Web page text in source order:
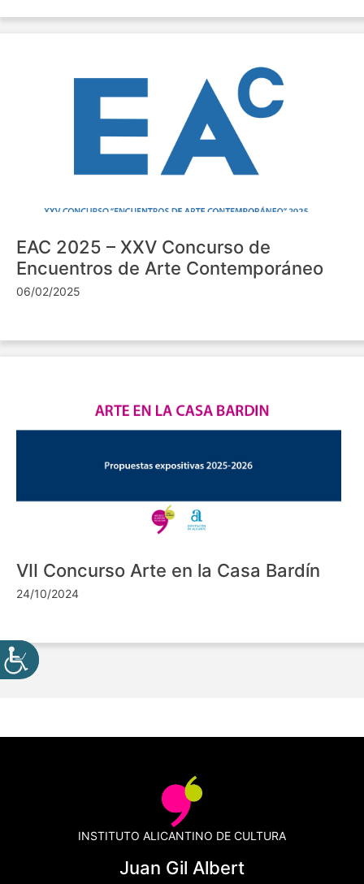
EAC 2025 – XXV Concurso de
Encuentros de Arte Contemporáneo
06/02/2025
VII Concurso Arte en la Casa Bardín
24/10/2024
INSTITUTO ALICANTINO DE CULTURA
Juan Gil Albert